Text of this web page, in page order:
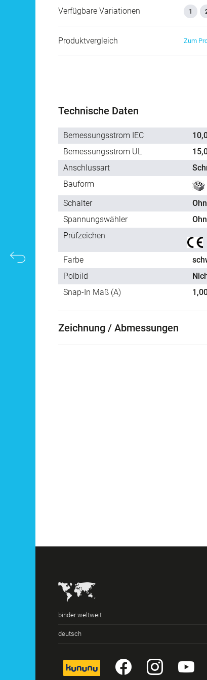
Verfügbare Variationen 1
Produktvergleich Zum
Technische Daten
Bemessungsstrom IEC
Bemessungsstrom UL
Anschlussart
Bauform
Schalter
Spannungswähler
Prüfzeichen
Farbe
Polbild
Snap-In Maß (A)
Zeichnung / Abmessungen
binder weltweit
deutsch
kununu YouTube